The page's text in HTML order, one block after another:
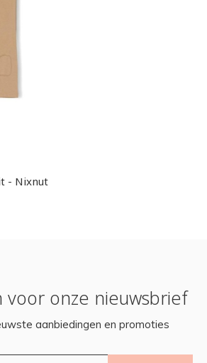
- Nixnut
voor onze nieuwsbrief
aanbiedingen en promoties